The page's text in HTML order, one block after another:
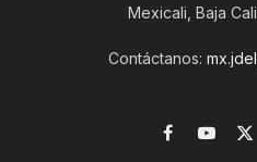
Mexicali, Baja
Contáctanos:
FacebookX